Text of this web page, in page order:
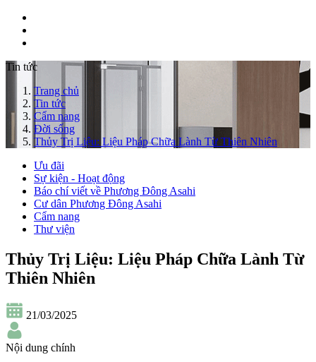
Tin tức
Trang chủ
Tin tức
Cẩm nang
Đời sống
Thủy Trị Liệu: Liệu Pháp Chữa Lành Từ Thiên Nhiên
Ưu đãi
Sự kiện - Hoạt động
Báo chí viết về Phương Đông Asahi
Cư dân Phương Đông Asahi
Cẩm nang
Thư viện
Thủy Trị Liệu: Liệu Pháp Chữa Lành Từ
Thiên Nhiên
21/03/2025
Nội dung chính